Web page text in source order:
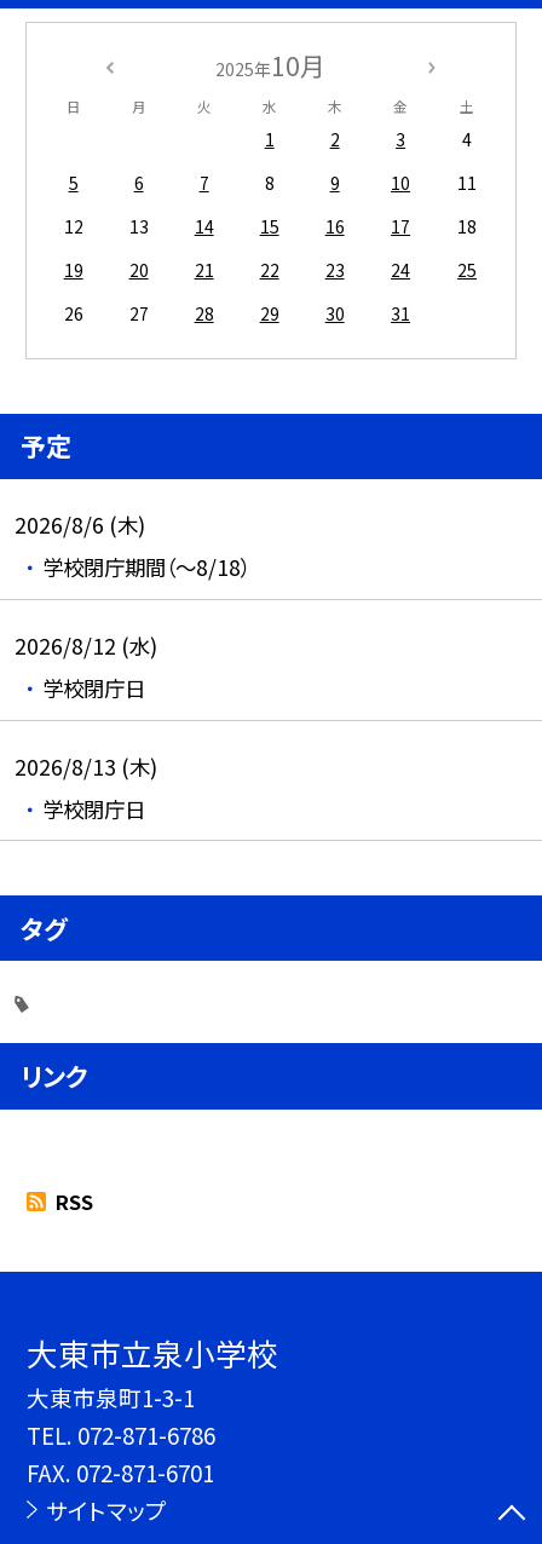
2025年10月
日 月 火 水 木 金 土
1 2 3
4
5
6 7 8 9 10
11
12
13 14 15 16 17
18
19
20 21 22 23 24
25
26
27 28 29 30 31
予定
2026/8/6 (木)
学校閉庁期間（～8/18）
2026/8/12 (水)
学校閉庁日
2026/8/13 (木)
学校閉庁日
タグ
リンク
RSS
大東市立泉小学校
大東市泉町1-3-1
TEL. 072-871-6786
FAX. 072-871-6701
サイトマップ